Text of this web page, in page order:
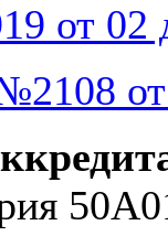
от 02